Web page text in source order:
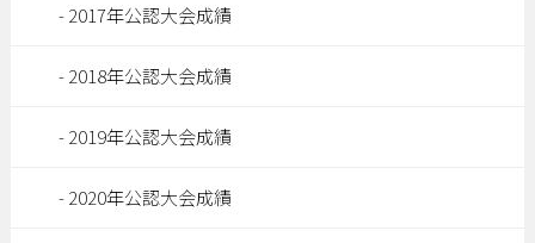
2017年公認大会成績
2018年公認大会成績
2019年公認大会成績
2020年公認大会成績